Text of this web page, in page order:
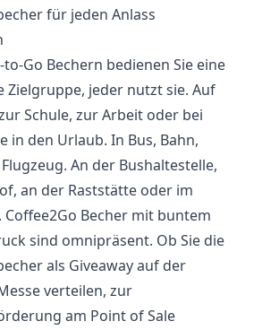
für jeden Anlass
Go Bechern bedienen Sie eine
Zielgruppe, jeder nutzt sie. Auf
Schule, zur Arbeit oder bei
in den Urlaub. In Bus, Bahn,
An der Bushaltestelle,
an der Raststätte oder im
Coffee2Go Becher mit buntem
sind omnipräsent. Ob Sie die
als Giveaway auf der
verteilen, zur
am Point of Sale